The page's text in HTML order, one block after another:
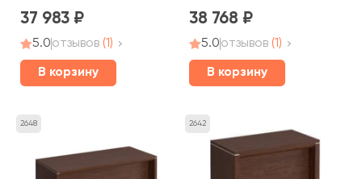
37 983
5.0отзывов (1)
В корзину
38 768
5.0отзывов (1)
В корзину
2648 2642